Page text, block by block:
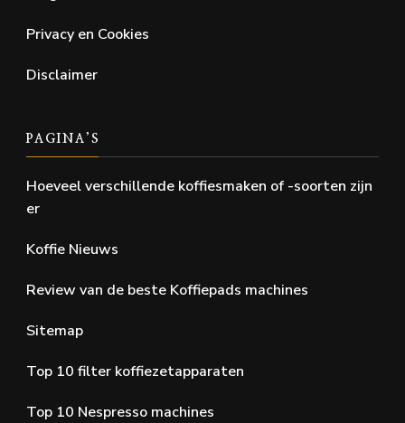
Privacy en Cookies
Disclaimer
PAGINA’S
Hoeveel verschillende koffiesmaken of -soorten zijn
er
Koffie Nieuws
Review van de beste Koffiepads machines
Sitemap
Top 10 filter koffiezetapparaten
Top 10 Nespresso machines